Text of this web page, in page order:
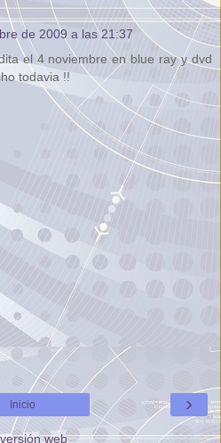
de 2009 a las 21:37
el 4 noviembre en blue ray y dvd
todavia !!
›
Inicio
web